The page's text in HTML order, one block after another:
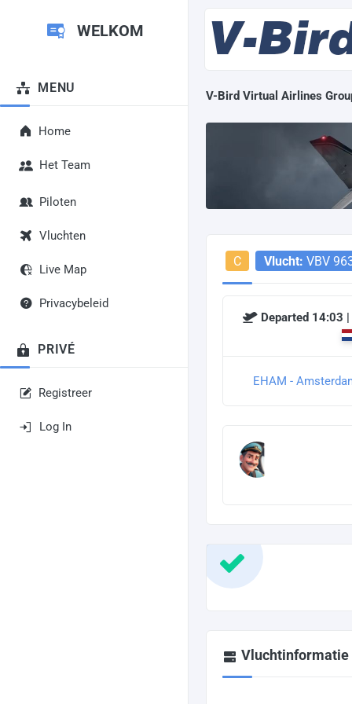
WELKOM
MENU
Home
Het Team
Piloten
Vluchten
Live Map
Privacybeleid
PRIVÉ
Registreer
Log In
V-Bird Virtual Airlines
C Vlucht: VBV
Departed 14:03
EHAM -
Vluchtinformatie